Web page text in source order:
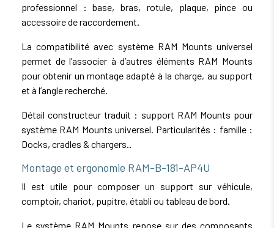
professionnel : base, bras, rotule, plaque, pince ou
accessoire de raccordement.
La compatibilité avec système RAM Mounts universel
permet de l’associer à d’autres éléments RAM Mounts
pour obtenir un montage adapté à la charge, au support
et à l’angle recherché.
Détail constructeur traduit : support RAM Mounts pour
système RAM Mounts universel. Particularités : famille :
Docks, cradles & chargers..
Montage et ergonomie RAM-B-181-AP4U
Il est utile pour composer un support sur véhicule,
comptoir, chariot, pupitre, établi ou tableau de bord.
Le système RAM Mounts repose sur des composants